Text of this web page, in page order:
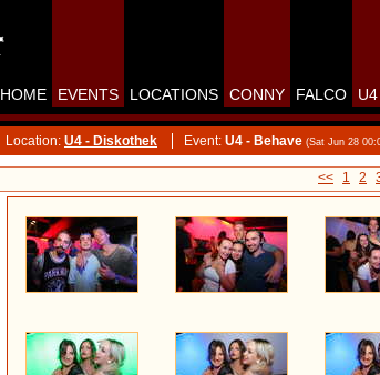
HOME EVENTS LOCATIONS CONNY FALCO U4
Location: U4 - Diskothek Event: U4 - Behave (Sat Jun 28
<< 1 2